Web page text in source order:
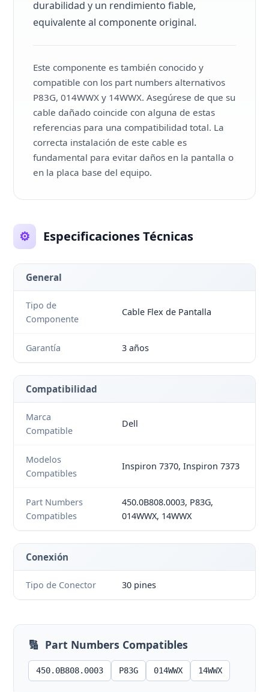
durabilidad y un rendimiento fiable,
equivalente al componente original.
Este componente es también conocido y
compatible con los part numbers alternativos
P83G, 014WWX y 14WWX. Asegúrese de que su
cable dañado coincide con alguna de estas
referencias para una compatibilidad total. La
correcta instalación de este cable es
fundamental para evitar daños en la pantalla o
en la placa base del equipo.
⚙️ Especificaciones Técnicas
General
Tipo de
Componente
Cable Flex de Pantalla
Garantía 3 años
Compatibilidad
Marca
Compatible
Dell
Modelos
Compatibles
Inspiron 7370, Inspiron 7373
Part Numbers
Compatibles
450.0B808.0003, P83G,
014WWX, 14WWX
Conexión
Tipo de Conector 30 pines
🔢 Part Numbers Compatibles
450.0B808.0003 P83G 014WWX 14WWX